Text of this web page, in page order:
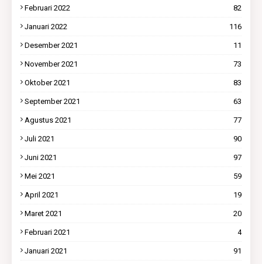
Februari 2022 82
Januari 2022 116
Desember 2021 11
November 2021 73
Oktober 2021 83
September 2021 63
Agustus 2021 77
Juli 2021 90
Juni 2021 97
Mei 2021 59
April 2021 19
Maret 2021 20
Februari 2021 4
Januari 2021 91